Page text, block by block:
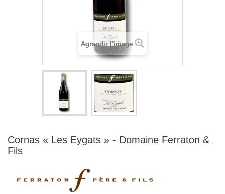
Agrandir l'image
Cornas « Les Eygats » - Domaine Ferraton &
Fils